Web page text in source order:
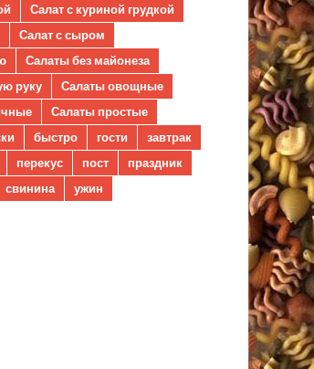
Салат с куриной грудкой
Салат с сыром
Салаты без майонеза
руку
Салаты овощные
Салаты простые
быстро гости
завтрак
перекус пост
праздник
свинина ужин